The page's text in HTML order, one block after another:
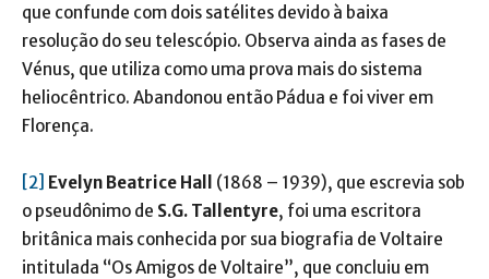
que confunde com dois satélites devido à baixa
resolução do seu telescópio. Observa ainda as fases de
Vénus, que utiliza como uma prova mais do sistema
heliocêntrico. Abandonou então Pádua e foi viver em
Florença.
[2] Evelyn Beatrice Hall
(1868 – 1939), que escrevia sob
o pseudônimo de S.G. Tallentyre, foi uma escritora
britânica mais conhecida por sua biografia de Voltaire
intitulada “Os Amigos de Voltaire”, que concluiu em